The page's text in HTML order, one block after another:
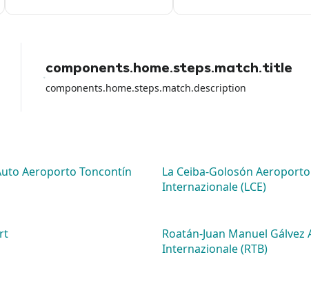
components.home.steps.match.title
components.home.steps.match.description
Aeroporto Toncontín
La Ceiba-Golosón Aeroporto
Internazionale (LCE)
Roatán-Juan Manuel
Internazionale (RTB)